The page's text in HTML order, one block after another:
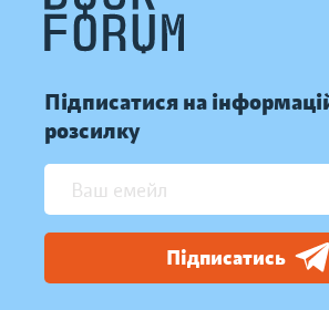
Підписатися на
розсилку
Підписатись